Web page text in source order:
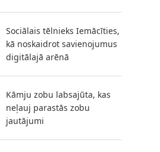
Sociālais tēlnieks Iemācīties,
kā noskaidrot savienojumus
digitālajā arēnā
Kāmju zobu labsajūta, kas
neļauj parastās zobu
jautājumi